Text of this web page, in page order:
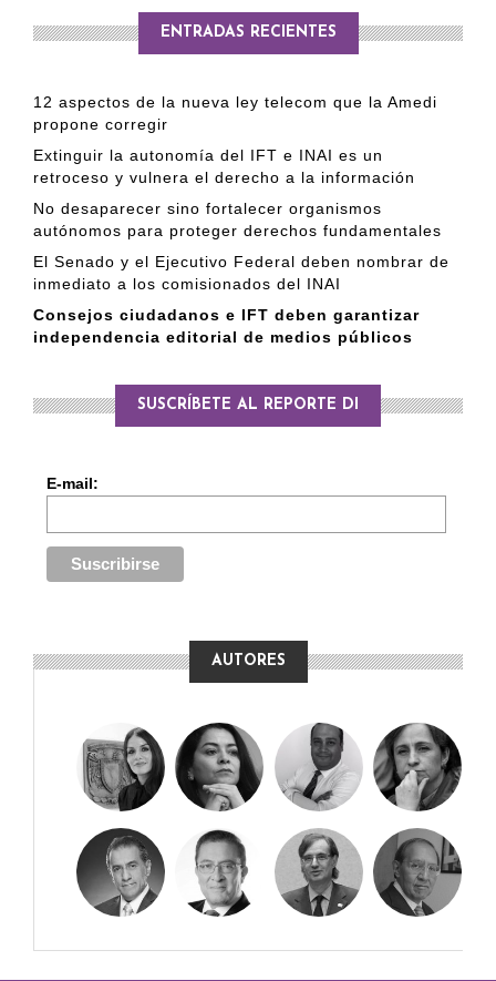
ENTRADAS RECIENTES
12 aspectos de la nueva ley telecom que la Amedi
propone corregir
Extinguir la autonomía del IFT e INAI es un
retroceso y vulnera el derecho a la información
No desaparecer sino fortalecer organismos
autónomos para proteger derechos fundamentales
El Senado y el Ejecutivo Federal deben nombrar de
inmediato a los comisionados del INAI
Consejos ciudadanos e IFT deben garantizar
independencia editorial de medios públicos
SUSCRÍBETE AL REPORTE DI
E-mail:
AUTORES